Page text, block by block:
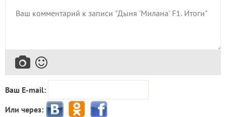
Ваш E-mail:
Или через: